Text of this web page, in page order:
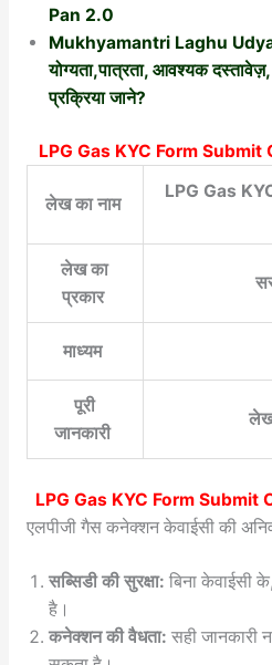
Pan 2.0
Mukhyamantri Laghu
योग्यता,पात्रता, आवश्यक
प्रक्रिया जाने?
LPG Gas KYC Form
लेख का नाम
LPG Gas
लेख का
प्रकार
माध्यम
पूरी
जानकारी
लेख
LPG Gas KYC Form Submit
एलपीजी गैस कनेक्शन केवाईसी की
सब्सिडी की सुरक्षा: बिना केवाईसी
है।
कनेक्शन की वैधता: सही जानकारी